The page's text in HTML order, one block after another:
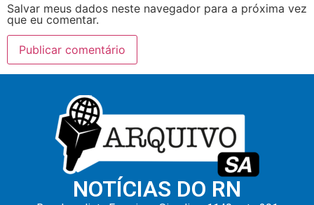
Salvar meus dados neste navegador para a próxima vez
que eu comentar.
NOTÍCIAS DO RN